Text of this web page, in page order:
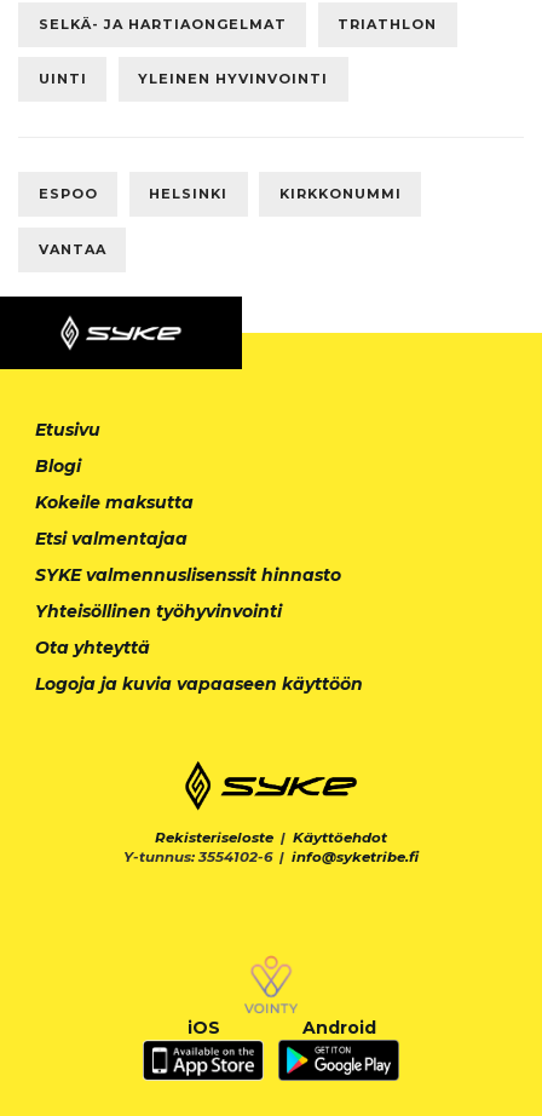
SELKÄ- JA HARTIAONGELMAT TRIATHLON
UINTI YLEINEN HYVINVOINTI
ESPOO HELSINKI KIRKKONUMMI
VANTAA
Etusivu
Blogi
Kokeile maksutta
Etsi valmentajaa
SYKE valmennuslisenssit hinnasto
Yhteisöllinen työhyvinvointi
Ota yhteyttä
Logoja ja kuvia vapaaseen käyttöön
Rekisteriseloste | Käyttöehdot
Y-tunnus: 3554102-6 | info@syketribe.fi
iOS Android